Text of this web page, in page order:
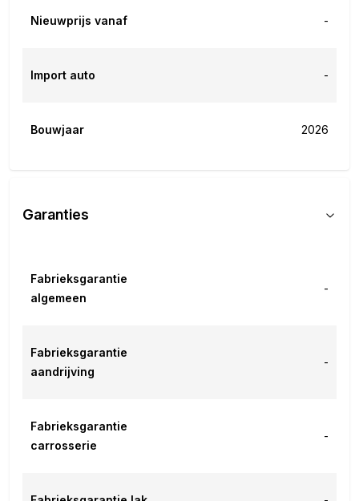
Nieuwprijs vanaf -
Import auto -
Bouwjaar 2026
Garanties
Fabrieksgarantie
algemeen
-
Fabrieksgarantie
aandrijving
-
Fabrieksgarantie
carrosserie
-